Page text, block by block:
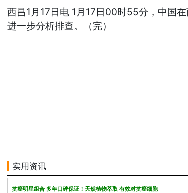
西昌1月17日电 1月17日00时55分，中国
进一步分析排查。（完）
实用资讯
抗癌明星组合 多年口碑保证！天然植物萃取 有效对抗癌细胞